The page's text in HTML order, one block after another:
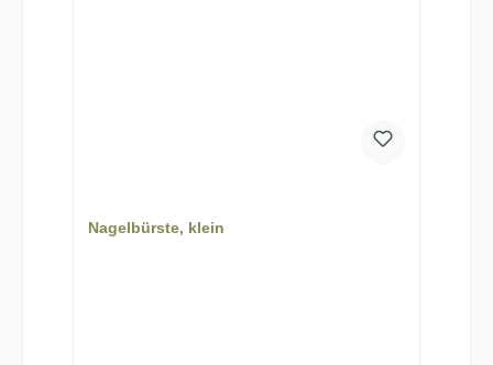
Nagelbürste, klein